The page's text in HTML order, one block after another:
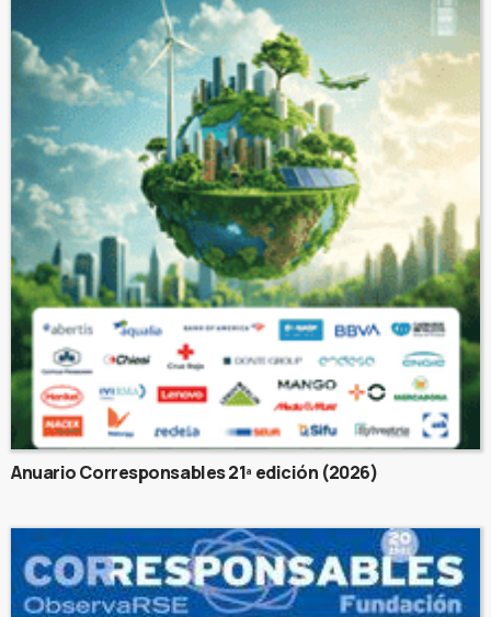
Anuario Corresponsables 21ª edición (2026)